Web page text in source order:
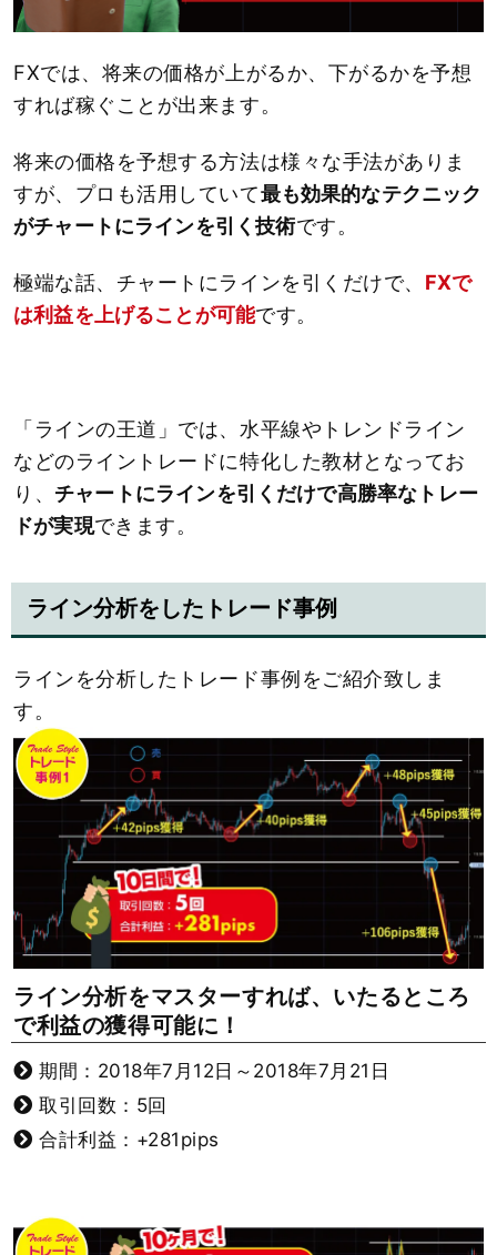
FXでは、将来の価格が上がるか、下がるかを予想
すれば稼ぐことが出来ます。
将来の価格を予想する方法は様々な手法がありま
すが、プロも活用していて最も効果的なテクニック
がチャートにラインを引く技術です。
極端な話、チャートにラインを引くだけで、 FXで
は利益を上げることが可能です。
「ラインの王道」では、水平線やトレンドライン
などのライントレードに特化した教材となってお
り、 チャートにラインを引くだけで高勝率なトレー
ドが実現できます。
ライン分析をしたトレード事例
ラインを分析したトレード事例をご紹介致しま
す。
ライン分析をマスターすれば、いたるところ
で利益の獲得可能に！
期間：2018年7月12日～2018年7月21日
取引回数：5回
合計利益：+281pips